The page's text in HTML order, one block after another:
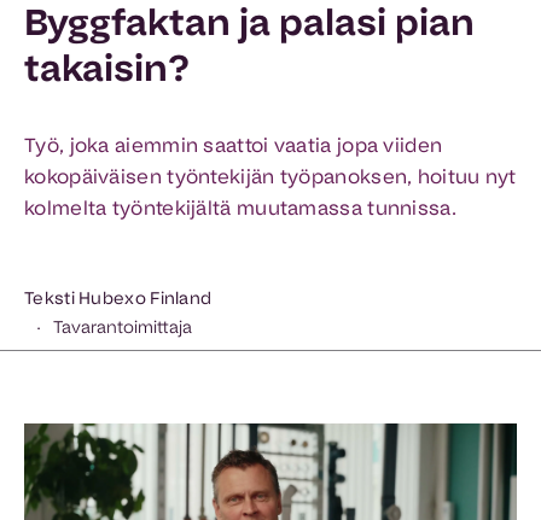
Byggfaktan ja palasi pian
takaisin?
Työ, joka aiemmin saattoi vaatia jopa viiden
kokopäiväisen työntekijän työpanoksen, hoituu nyt
kolmelta työntekijältä muutamassa tunnissa.
Teksti Hubexo Finland
Tavarantoimittaja